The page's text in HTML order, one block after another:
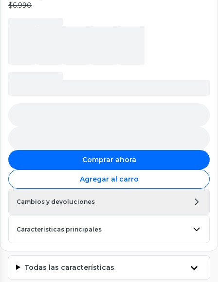
$6.990
Comprar ahora
Agregar al carro
Cambios y devoluciones
Características principales
Todas las características